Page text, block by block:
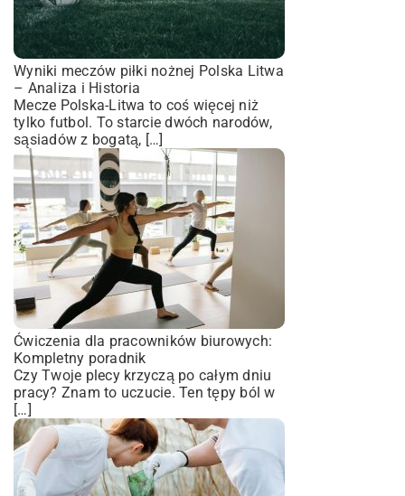
Wyniki meczów piłki nożnej Polska Litwa
– Analiza i Historia
Mecze Polska-Litwa to coś więcej niż
tylko futbol. To starcie dwóch narodów,
sąsiadów z bogatą, […]
Ćwiczenia dla pracowników biurowych:
Kompletny poradnik
Czy Twoje plecy krzyczą po całym dniu
pracy? Znam to uczucie. Ten tępy ból w
[…]